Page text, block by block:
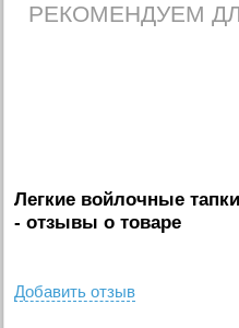
РЕКОМЕНДУЕМ
Легкие войлочные
- отзывы о товаре
Добавить отзыв